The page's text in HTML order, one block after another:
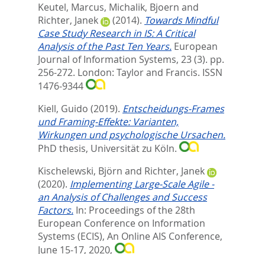
Keutel, Marcus, Michalik, Bjoern and
Richter, Janek
(2014). Towards Mindful
Case Study Research in IS: A Critical
Analysis of the Past Ten Years. European
Journal of Information Systems, 23 (3). pp.
256-272. London: Taylor and Francis. ISSN
1476-9344
Kiell, Guido (2019). Entscheidungs-Frames
und Framing-Effekte: Varianten,
Wirkungen und psychologische Ursachen.
PhD thesis, Universität zu Köln.
Kischelewski, Björn and Richter, Janek
(2020). Implementing Large-Scale Agile -
an Analysis of Challenges and Success
Factors. In: Proceedings of the 28th
European Conference on Information
Systems (ECIS), An Online AIS Conference,
June 15-17, 2020,